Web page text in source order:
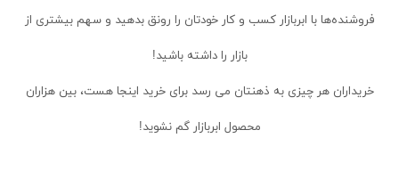
فروشنده‌ها با ابربازار کسب و کار خودتان را رونق بدهید و سهم بیشتری از
بازار را داشته باشید!
خریداران هر چیزی به ذهنتان می رسد برای خرید اینجا هست، بین هزاران
محصول ابربازار گم نشوید!